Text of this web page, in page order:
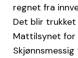
regnet fra
Det blir
Mattilsynet for